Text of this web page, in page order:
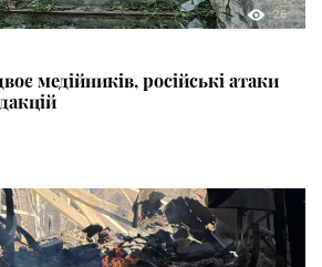
26
медійників, російські атаки